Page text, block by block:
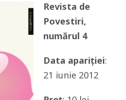
Revista de
Povestiri,
numărul 4
Data apariției:
21 iunie 2012